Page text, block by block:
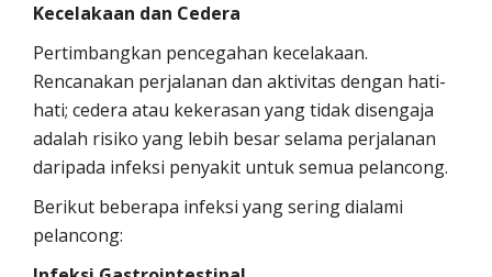
Kecelakaan dan Cedera
Pertimbangkan pencegahan kecelakaan.
Rencanakan perjalanan dan aktivitas dengan hati-
hati; cedera atau kekerasan yang tidak disengaja
adalah risiko yang lebih besar selama perjalanan
daripada infeksi penyakit untuk semua pelancong.
Berikut beberapa infeksi yang sering dialami
pelancong: